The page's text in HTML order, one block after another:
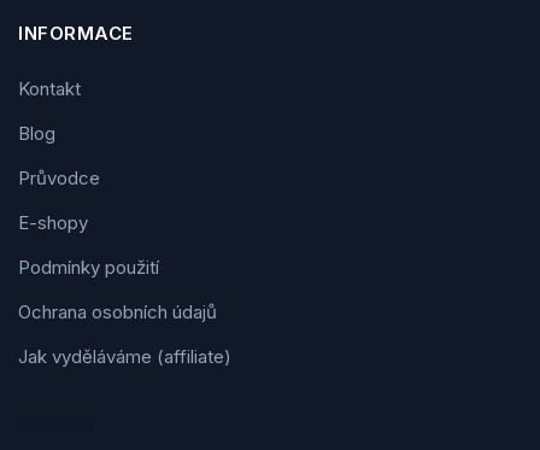
INFORMACE
Kontakt
Blog
Průvodce
E-shopy
Podmínky použití
Ochrana osobních údajů
Jak vyděláváme (affiliate)